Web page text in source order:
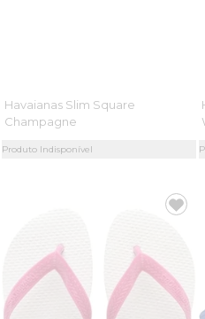
Havaianas Slim Square
Champagne
Produto Indisponível